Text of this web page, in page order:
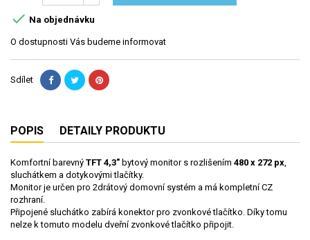
 Na objednávku
O dostupnosti Vás budeme informovat
Sdílet
POPIS DETAILY PRODUKTU
Komfortní barevný TFT 4,3" bytový monitor s rozlišením 480 x 272 px,
sluchátkem a dotykovými tlačítky.
Monitor je určen pro 2drátový domovní systém a má kompletní CZ
rozhraní.
Připojené sluchátko zabírá konektor pro zvonkové tlačítko. Díky tomu
nelze k tomuto modelu dveřní zvonkové tlačítko připojit.